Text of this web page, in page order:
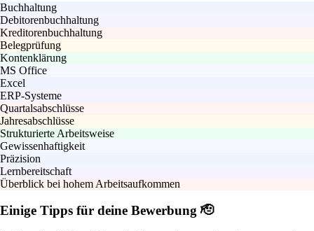
Buchhaltung
Debitorenbuchhaltung
Kreditorenbuchhaltung
Belegprüfung
Kontenklärung
MS Office
Excel
ERP-Systeme
Quartalsabschlüsse
Jahresabschlüsse
Strukturierte Arbeitsweise
Gewissenhaftigkeit
Präzision
Lernbereitschaft
Überblick bei hohem Arbeitsaufkommen
Einige Tipps für deine Bewerbung 🫡